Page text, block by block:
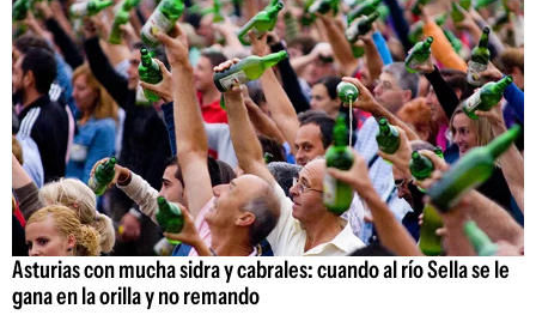
Asturias con mucha sidra y cabrales: cuando al río Sella se le
gana en la orilla y no remando